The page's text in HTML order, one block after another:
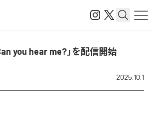
you hear me?」を配信開始
2025.10.1